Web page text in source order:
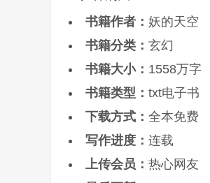
书籍作者： 妖的天空
书籍分类： 玄幻
书籍大小： 1558万字
书籍类型： txt电子书
下载方式： 全本免费
写作进度： 连载
上传会员： 热心网友